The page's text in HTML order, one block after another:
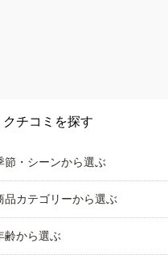
クチコミを探す
節・シーンから選ぶ
品カテゴリーから選ぶ
齢から選ぶ